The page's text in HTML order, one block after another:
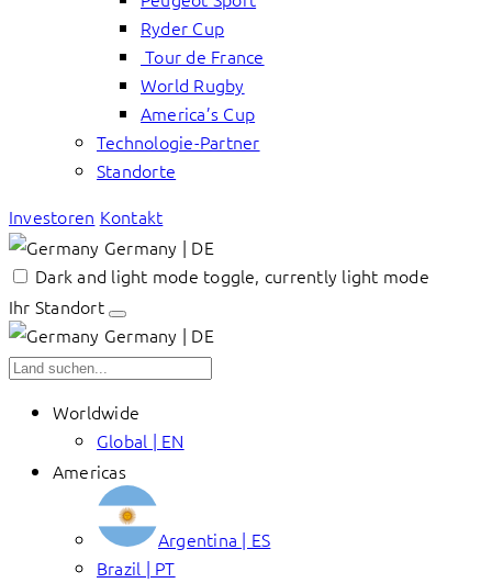
Ryder Cup
Tour de France
World Rugby
America’s Cup
Technologie-Partner
Standorte
Investoren Kontakt
Germany | DE
Dark and light mode toggle, currently light mode
Ihr Standort
Germany | DE
Worldwide
Global | EN
Americas
Argentina | ES
Brazil | PT